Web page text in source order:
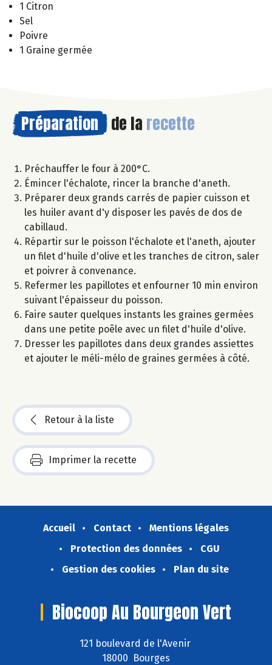
1 Citron
Sel
Poivre
1 Graine germée
Préparation de la recette
Préchauffer le four à 200°C.
Émincer l'échalote, rincer la branche d'aneth.
Préparer deux grands carrés de papier cuisson et
les huiler avant d'y disposer les pavés de dos de
cabillaud.
Répartir sur le poisson l'échalote et l'aneth, ajouter
un filet d'huile d'olive et les tranches de citron, saler
et poivrer à convenance.
Refermer les papillotes et enfourner 10 min environ
suivant l'épaisseur du poisson.
Faire sauter quelques instants les graines germées
dans une petite poêle avec un filet d'huile d'olive.
Dresser les papillotes dans deux grandes assiettes
et ajouter le méli-mélo de graines germées à côté.
Retour à la liste
Imprimer la recette
Accueil Contact
Mentions légales
Protection des données
CGU
Gestion des cookies
Plan du site
Biocoop Au Bourgeon Vert
121 boulevard de l'Avenir
18000 Bourges